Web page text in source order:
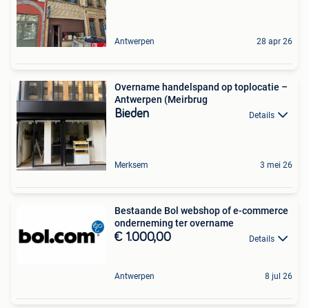
Antwerpen 28 apr 26
Overname handelspand op toplocatie –
Antwerpen (Meirbrug
Bieden Details
Merksem 3 mei 26
Bestaande Bol webshop of e-commerce
onderneming ter overname
€ 1.000,00 Details
Antwerpen 8 jul 26